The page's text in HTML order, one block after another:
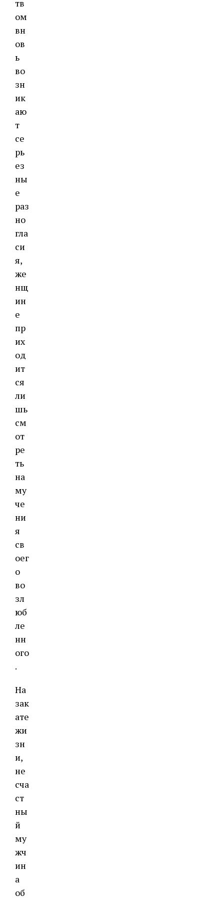
тв
ом
вн
ов
ь
во
зн
ик
аю
т
се
рь
ез
ны
е
раз
но
гла
си
я,
же
нщ
ин
е
пр
их
од
ит
ся
ли
шь
см
от
ре
ть
на
му
че
ни
я
св
оег
о
во
зл
юб
ле
нн
ого
.
На
зак
ате
жи
зн
и,
не
сча
ст
ны
й
му
жч
ин
а
об